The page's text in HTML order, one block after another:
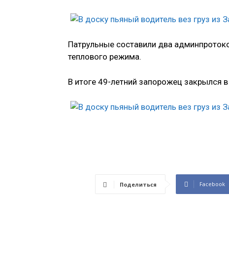
Патрульные составили два
теплового режима.
В итоге 49-летний запорожец закрылся
Поделиться Facebook